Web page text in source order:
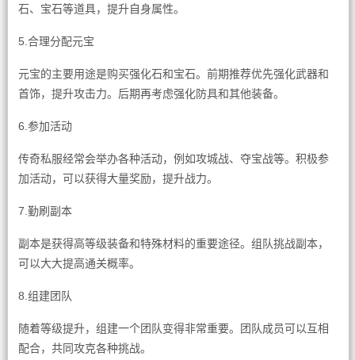
石、宝石等道具，提升自身属性。
5.合理分配元宝
元宝的主要用途是购买强化石和宝石。前期推荐优先强化武器和
首饰，提升攻击力。后期再考虑强化防具和其他装备。
6.参加活动
传奇私服经常会举办各种活动，例如攻城战、夺宝战等。积极参
加活动，可以获得大量奖励，提升战力。
7.勤刷副本
副本是获得高等级装备和特殊材料的重要途径。组队挑战副本，
可以大大提高通关概率。
8.组建团队
随着等级提升，组建一个团队变得非常重要。团队成员可以互相
配合，共同攻克各种挑战。